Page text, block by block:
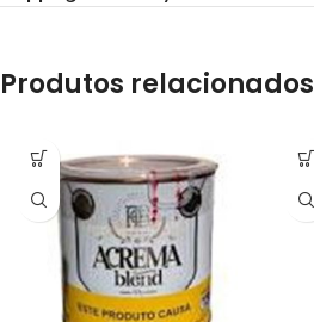
Produtos relacionados